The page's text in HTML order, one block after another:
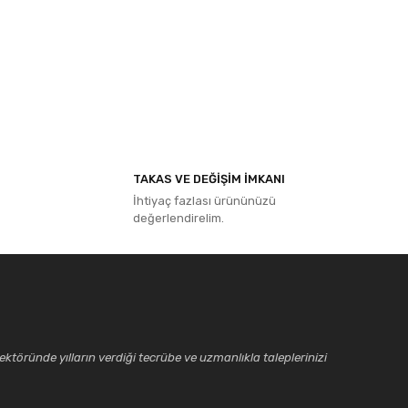
iletebilirsiniz.
TAKAS VE DEĞİŞİM İMKANI
İhtiyaç fazlası ürününüzü
değerlendirelim.
yılların verdiği tecrübe ve uzmanlıkla taleplerinizi